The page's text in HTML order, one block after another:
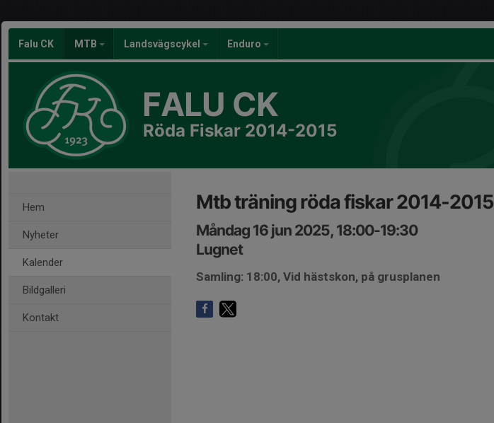
Falu CK MTB Landsvägscykel Enduro
FALU CK
Röda Fiskar 2014-2015
Hem
Nyheter
Kalender
Bildgalleri
Kontakt
Mtb träning röda fiskar 2014-2015
Måndag 16 jun 2025, 18:00-19:30
Lugnet
Samling: 18:00, Vid hästskon, på grusplanen